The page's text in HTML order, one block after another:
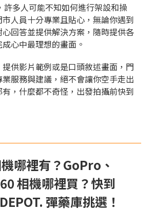
許多人可能不知如何進行架設和操
人員十分專業且貼心，無論你遇到
回答並提供解決方案，隨時提供各
心中最理想的畫面。
供影片範例或是口頭敘述畫面，門
服務與建議，絕不會讓你空手走出
，什麼都不奇怪，出發拍攝前快到
哪裡有？GoPro、
相機哪裡買？快到
彈藥庫挑選！